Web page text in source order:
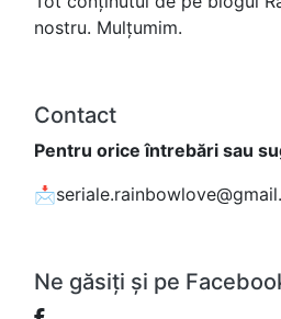
nostru. Mulțumim.
Contact
Pentru orice întrebări sau
Ne găsiți și pe